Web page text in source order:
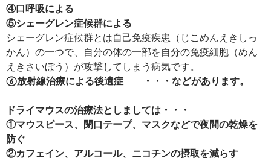
④口呼吸による
⑤シェーグレン症候群による
シェーグレン症候群とは自己免疫疾患（じこめんえきしっ
かん）の一つで、自分の体の一部を自分の免疫細胞（めん
えきさいぼう）が攻撃してしまう病気です。
⑥放射線治療による後遺症 ・・・などがあります。
ドライマウスの治療法としましては・・・
①マウスピース、閉口テープ、マスクなどで夜間の乾燥を
防ぐ
②カフェイン、アルコール、ニコチンの摂取を減らす